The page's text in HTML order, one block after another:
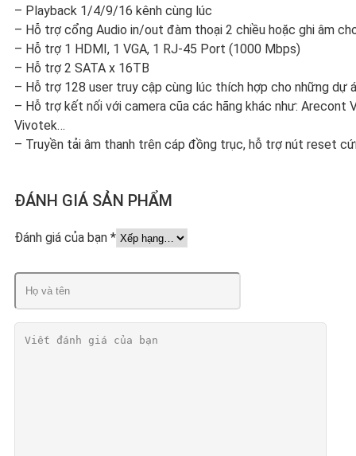
– Playback 1/4/9/16 kênh cùng lúc
– Hỗ trợ cổng Audio in/out đàm thoại 2 chiều hoặc ghi âm
– Hỗ trợ 1 HDMI, 1 VGA, 1 RJ-45 Port (1000 Mbps)
– Hỗ trợ 2 SATA x 16TB
– Hỗ trợ 128 user truy cập cùng lúc thích hợp cho những dự
– Hỗ trợ kết nối với camera cũa các hãng khác như: Arecont
Vivotek…
– Truyền tải âm thanh trên cáp đồng trục, hỗ trợ nút reset
ĐÁNH GIÁ SẢN PHẨM
Đánh giá của bạn *